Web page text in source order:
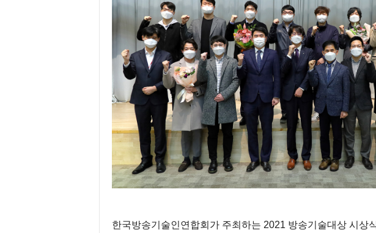
한국방송기술인연합회가 주최하는 2021 방송기술대상 시상